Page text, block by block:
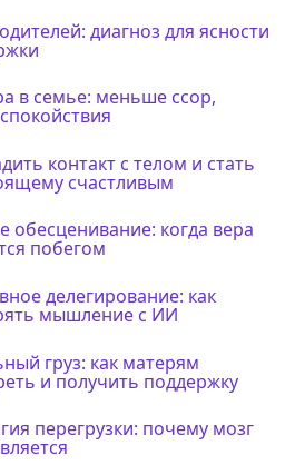
диагноз для ясности
в семье: меньше ссор,
контакт с телом и стать
счастливым
обесценивание: когда вера
побегом
делегирование: как
мышление с ИИ
груз: как матерям
и получить поддержку
перегрузки: почему мозг